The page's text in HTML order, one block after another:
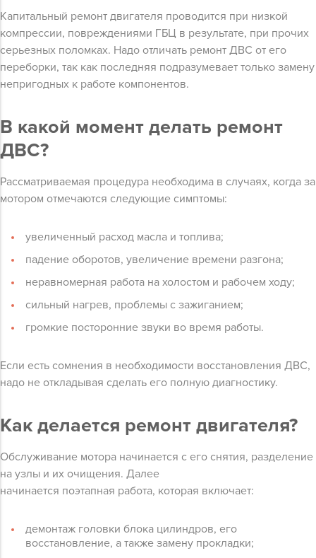
Капитальный ремонт двигателя проводится при низкой
компрессии, повреждениями ГБЦ в результате, при прочих
серьезных поломках. Надо отличать ремонт ДВС от его
переборки, так как последняя подразумевает только замену
непригодных к работе компонентов.
В какой момент делать ремонт
ДВС?
Рассматриваемая процедура необходима в случаях, когда за
мотором отмечаются следующие симптомы:
увеличенный расход масла и топлива;
падение оборотов, увеличение времени разгона;
неравномерная работа на холостом и рабочем ходу;
сильный нагрев, проблемы с зажиганием;
громкие посторонние звуки во время работы.
Если есть сомнения в необходимости восстановления ДВС,
надо не откладывая сделать его полную диагностику.
Как делается ремонт двигателя?
Обслуживание мотора начинается с его снятия, разделение
на узлы и их очищения. Далее
начинается поэтапная работа, которая включает:
демонтаж головки блока цилиндров, его
восстановление, а также замену прокладки;